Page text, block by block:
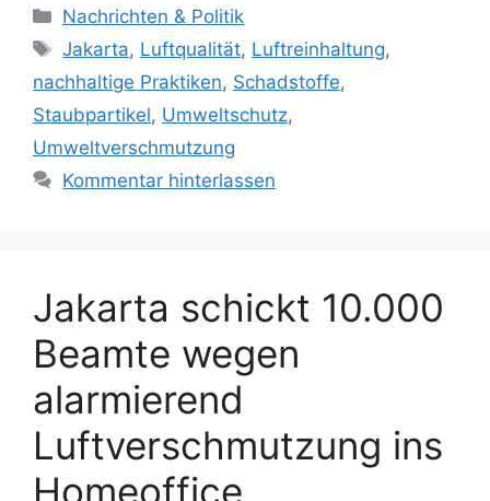
K
a
e
g
o
r
Nachrichten & Politik
S
c
l
a
g
e
r
Jakarta, Luftqualität, Luftreinhaltung,
nachhaltige Praktiken, Schadstoffe,
Staubpartikel, Umweltschutz,
Umweltverschmutzung
Kommentar hinterlassen
Jakarta schickt 10.000
Beamte wegen
alarmierend
Luftverschmutzung ins
Homeoffice